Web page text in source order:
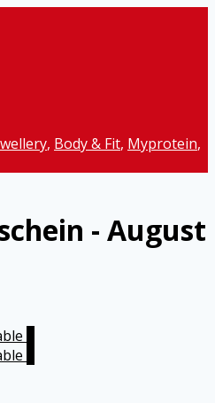
, Body & Fit, Myprotein,
- August